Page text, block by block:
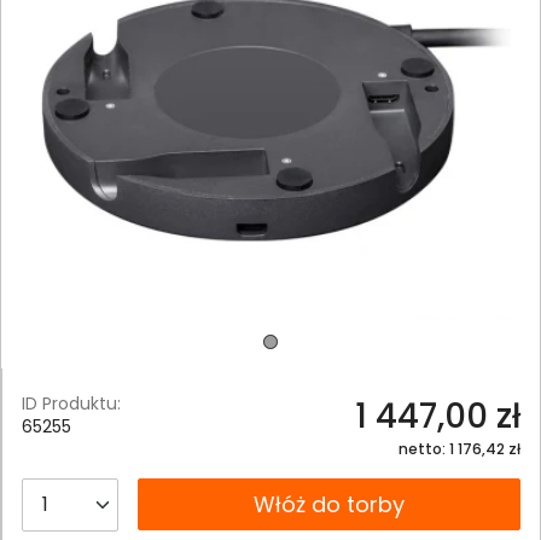
ID Produktu:
65255
1 447,00 zł
netto: 1 176,42 zł
__B2C.PRODUCT.QUANTITYWłóż do torby